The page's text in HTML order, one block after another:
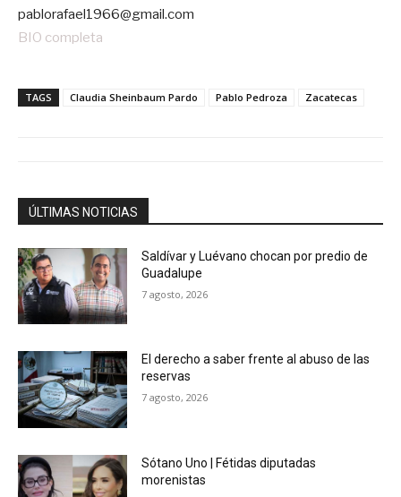
pablorafael1966@gmail.com
BIO completa
TAGS Claudia Sheinbaum Pardo Pablo Pedroza Zacatecas
ÚLTIMAS NOTICIAS
Saldívar y Luévano chocan por predio de
Guadalupe
7 agosto, 2026
El derecho a saber frente al abuso de las
reservas
7 agosto, 2026
Sótano Uno | Fétidas diputadas
morenistas